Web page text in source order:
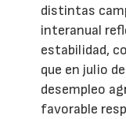
distintas
interanual
estabilidad,
que en julio
desempleo
favorable